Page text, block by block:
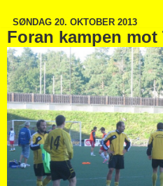
SØNDAG 20. OKTOBER 2013
Foran kampen